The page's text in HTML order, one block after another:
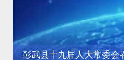
彰武县十九届人大常委会